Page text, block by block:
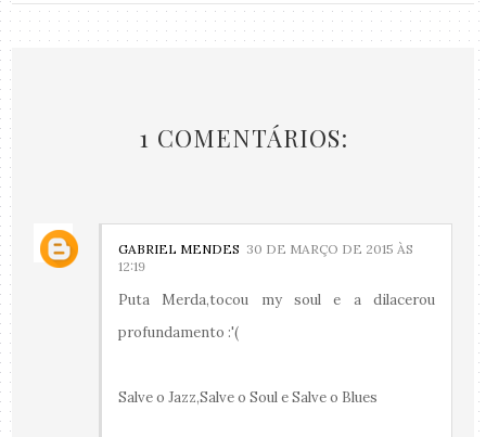
1 COMENTÁRIOS:
GABRIEL MENDES 30 DE MARÇO DE 2015 ÀS
12:19
Puta Merda,tocou my soul e a dilacerou
profundamento :'(
Salve o Jazz,Salve o Soul e Salve o Blues